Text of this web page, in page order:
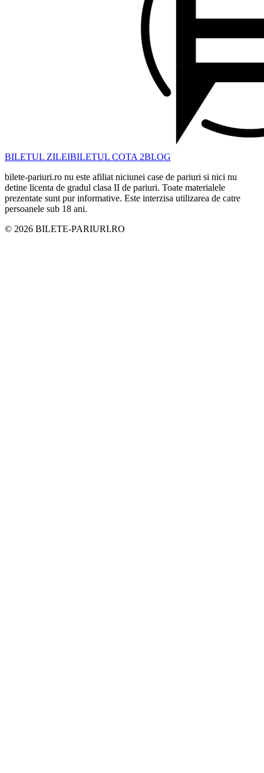
BILETUL ZILEIBILETUL COTA 2BLOG
bilete-pariuri.ro nu este afiliat niciunei case de pariuri si nici nu
detine licenta de gradul clasa II de pariuri. Toate materialele
prezentate sunt pur informative. Este interzisa utilizarea de catre
persoanele sub 18 ani.
© 2026 BILETE-PARIURI.RO